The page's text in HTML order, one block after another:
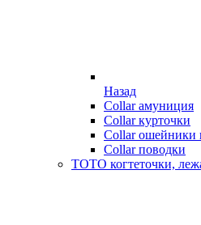
Назад
Collar амуниция
Collar курточки
Collar ошейники
Collar поводки
ТОТО когтеточки,